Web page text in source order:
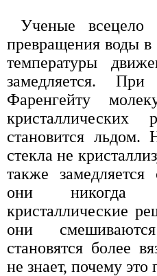
Ученые всецело
превращения воды
температуры
замедляется.
Фаренгейту
становится льдом.
стекла не
также
они никогда
кристаллические
они
становятся более
не знает, почему это